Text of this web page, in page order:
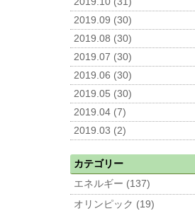
2019.09 (30)
2019.08 (30)
2019.07 (30)
2019.06 (30)
2019.05 (30)
2019.04 (7)
2019.03 (2)
カテゴリー
エネルギー (137)
オリンピック (19)